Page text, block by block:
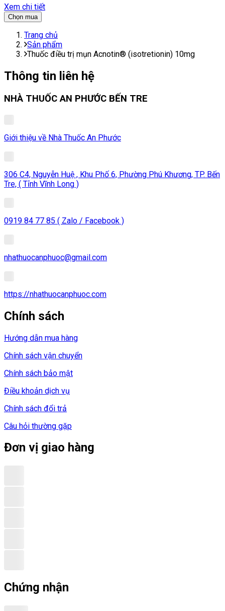
Xem chi tiết
Chọn mua
Trang chủ
Sản phẩm
Thuốc điều trị mụn Acnotin® (isotretionin) 10mg
Thông tin liên hệ
NHÀ THUỐC AN PHƯỚC BẾN TRE
Giới thiệu về Nhà Thuốc An Phước
306 C4, Nguyễn Huệ , Khu Phố 6, Phường Phú Khương, TP. Bến
Tre, ( Tỉnh Vĩnh Long )
0919 84 77 85 ( Zalo / Facebook )
nhathuocanphuoc@gmail.com
https://nhathuocanphuoc.com
Chính sách
Hướng dẫn mua hàng
Chính sách vận chuyển
Chính sách bảo mật
Điều khoản dịch vụ
Chính sách đổi trả
Câu hỏi thường gặp
Đơn vị giao hàng
Chứng nhận